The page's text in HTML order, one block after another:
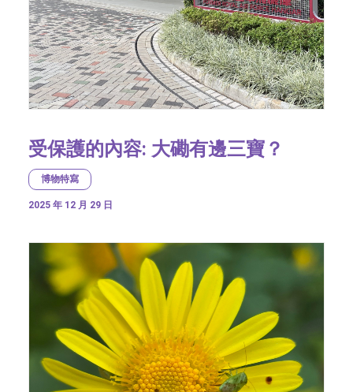
受保護的內容: 大磡有邊三寶？
博物特寫
2025 年 12 月 29 日